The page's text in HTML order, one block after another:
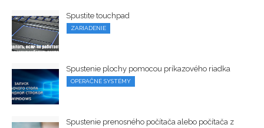
Spustite touchpad
ZARIADENIE
Spustenie plochy pomocou príkazového riadka
OPERAČNÉ SYSTÉMY
Spustenie prenosného počítača alebo počítača z